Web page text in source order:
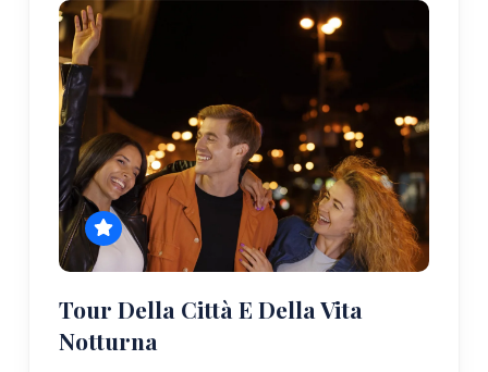
Tour Della Città E Della Vita
Notturna